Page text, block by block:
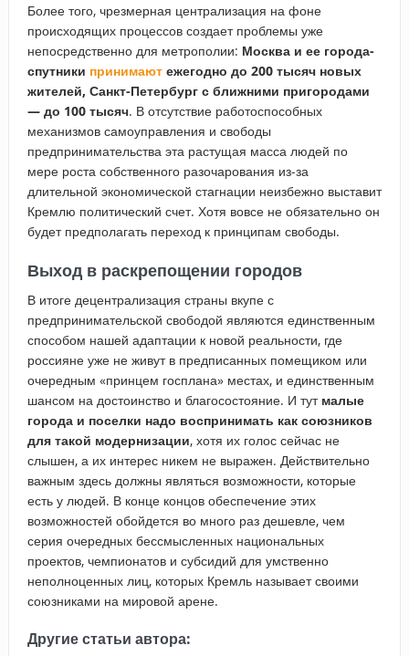
Более того, чрезмерная централизация на фоне
происходящих процессов создает проблемы уже
непосредственно для метрополии: Москва и ее города-
спутники принимаютежегодно до 200 тысяч новых
жителей, Санкт-Петербург с ближними пригородами
— до 100 тысяч. В отсутствие работоспособных
механизмов самоуправления и свободы
предпринимательства эта растущая масса людей по
мере роста собственного разочарования из-за
длительной экономической стагнации неизбежно выставит
Кремлю политический счет. Хотя вовсе не обязательно он
будет предполагать переход к принципам свободы.
Выход в раскрепощении городов
В итоге децентрализация страны вкупе с
предпринимательской свободой являются единственным
способом нашей адаптации к новой реальности, где
россияне уже не живут в предписанных помещиком или
очередным «принцем госплана» местах, и единственным
шансом на достоинство и благосостояние. И тут малые
города и поселки надо воспринимать как союзников
для такой модернизации, хотя их голос сейчас не
слышен, а их интерес никем не выражен. Действительно
важным здесь должны являться возможности, которые
есть у людей. В конце концов обеспечение этих
возможностей обойдется во много раз дешевле, чем
серия очередных бессмысленных национальных
проектов, чемпионатов и субсидий для умственно
неполноценных лиц, которых Кремль называет своими
союзниками на мировой арене.
Другие статьи автора: